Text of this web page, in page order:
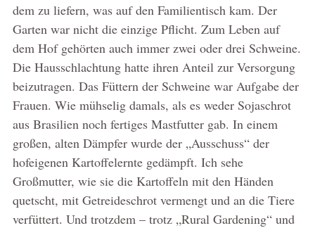
dem zu liefern, was auf den Familientisch kam. Der
Garten war nicht die einzige Pflicht. Zum Leben auf
dem Hof gehörten auch immer zwei oder drei Schweine.
Die Hausschlachtung hatte ihren Anteil zur Versorgung
beizutragen. Das Füttern der Schweine war Aufgabe der
Frauen. Wie mühselig damals, als es weder Sojaschrot
aus Brasilien noch fertiges Mastfutter gab. In einem
großen, alten Dämpfer wurde der „Ausschuss“ der
hofeigenen Kartoffelernte gedämpft. Ich sehe
Großmutter, wie sie die Kartoffeln mit den Händen
quetscht, mit Getreideschrot vermengt und an die Tiere
verfüttert. Und trotzdem – trotz „Rural Gardening“ und